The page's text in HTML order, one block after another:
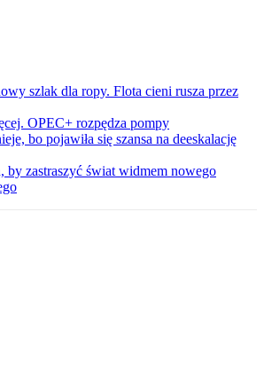
szlak dla ropy. Flota cieni rusza przez
OPEC+ rozpędza pompy
bo pojawiła się szansa na deeskalację
by zastraszyć świat widmem nowego